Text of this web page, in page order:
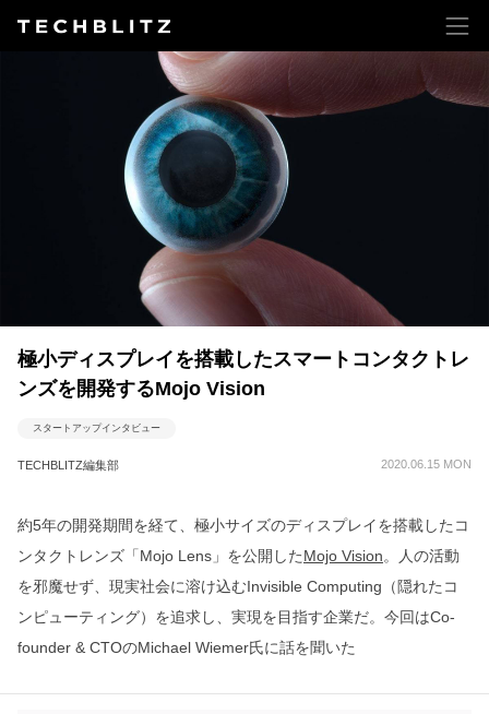
極小ディスプレイを搭載したスマートコンタクトレ
ンズを開発するMojo Vision
スタートアップインタビュー
TECHBLITZ編集部 2020.06.15 MON
約5年の開発期間を経て、極小サイズのディスプレイを搭載したコ
ンタクトレンズ「Mojo Lens」を公開したMojo Vision。人の活動
を邪魔せず、現実社会に溶け込むInvisible Computing（隠れたコ
ンピューティング）を追求し、実現を目指す企業だ。今回はCo-
founder & CTOのMichael Wiemer氏に話を聞いた